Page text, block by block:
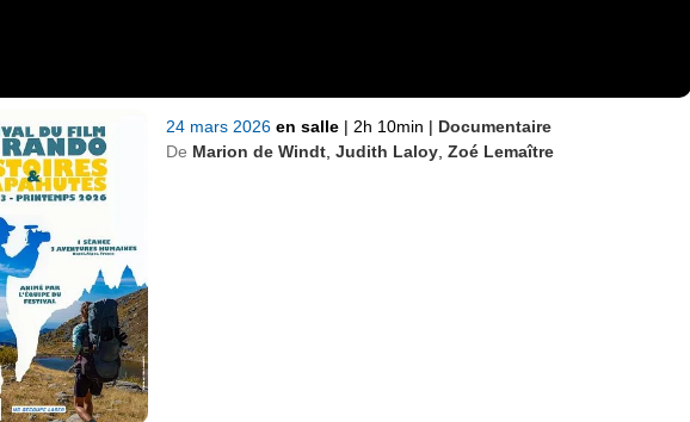
24 mars 2026 en salle | 2h 10min | Documentaire
De Marion de Windt Judith Laloy Zoé Lemaître